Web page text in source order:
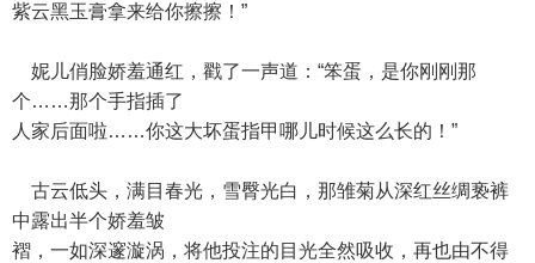
紫云黑玉膏拿来给你擦擦！”
妮儿俏脸娇羞通红，戳了一声道：“笨蛋，是你刚刚那
个……那个手指插了
人家后面啦……你这大坏蛋指甲哪儿时候这么长的！”
古云低头，满目春光，雪臀光白，那雏菊从深红丝绸亵裤
中露出半个娇羞皱
褶，一如深邃漩涡，将他投注的目光全然吸收，再也由不得